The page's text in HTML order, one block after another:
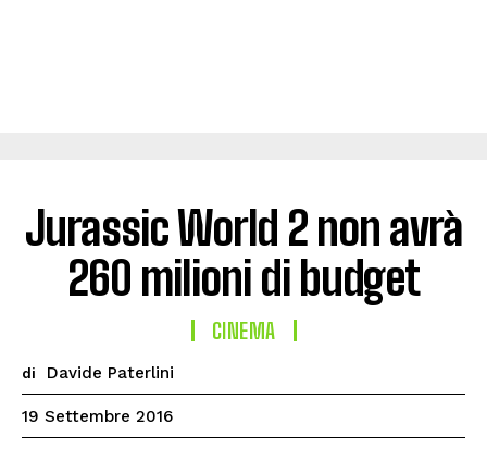
Jurassic World 2 non avrà
260 milioni di budget
CINEMA
di Davide Paterlini
19 Settembre 2016